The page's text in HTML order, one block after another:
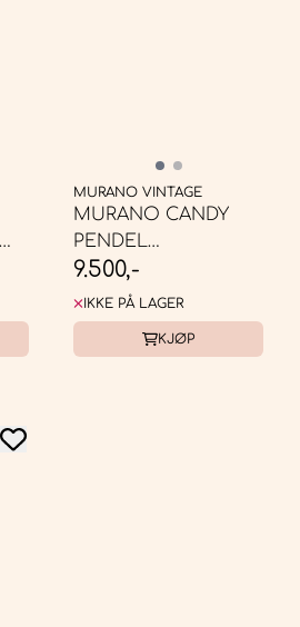
MURANO VINTAGE
MURANO CANDY
PENDEL
ORANGE/HVIT
SWIRL* ...
9.500,-
IKKE PÅ LAGER
KJØP